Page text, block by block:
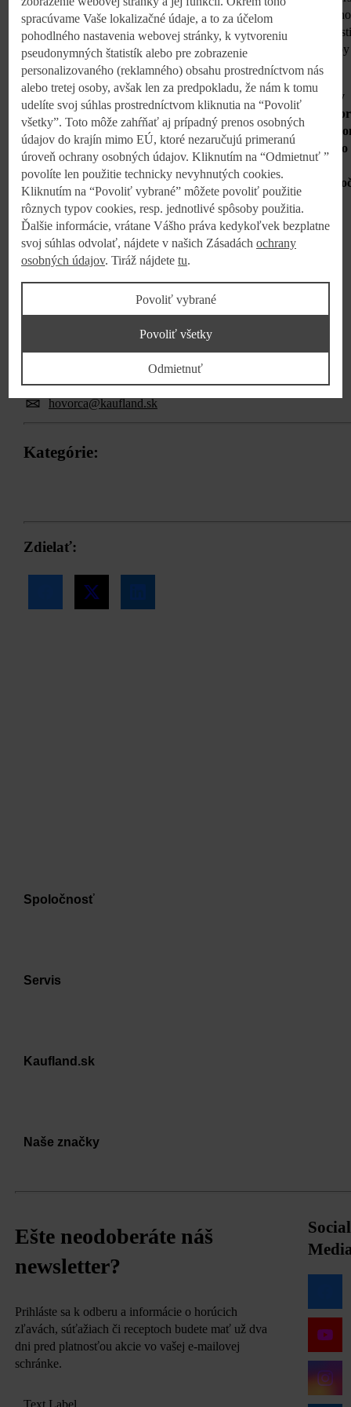
programe. V rámci vzdelávacieho procesu majú zamestnanci
využívať rôzne školenia, špeciálne rozvojové programy a príležitosti
samovzdelávania na externom portáli, kde sú v ponuke viaceré typy
kurzov.
Sféra moderného obchodu sa rozvíja mimoriadne dynamicky
a ponúka obrovské možnosti pre ľudí, ktorých táto oblasť a
v tíme láka. S Kauflandom môže zamestnanec rásť na
rebríčku už od strednej školy a vypracovať sa až na
manažéra. V našej spoločnosti má k dispozícii bohaté
skúsenostia zázemie úspešnej medzinárodnej firmy. Sme
hrdí, že to potvrdili a už piatykrát ocenili aj experti z Top
Employer Institute,“dodáva K. Marková.
hovorca
0800/15 28 35
hovorca@kaufland.sk
Kategórie:
Zdielať:
Spoločnosť
Servis
Kaufland.sk
Naše značky
Ešte neodoberáte náš
newsletter?
Prihláste sa k odberu a informácie o horúcich
zľavách, súťažiach či receptoch budete mať už dva
dni pred platnosťou akcie vo vašej e-mailovej
schránke.
Text Label
Social
spracúvame Vaše lokalizačné údaje, a to za účelom
pohodlného nastavenia webovej stránky, k vytvoreniu
pseudonymných štatistík alebo pre zobrazenie
personalizovaného (reklamného) obsahu prostredníctvom nás
alebo tretej osoby, avšak len za predpokladu, že nám k tomu
udelíte svoj súhlas prostredníctvom kliknutia na “Povoliť
všetky”. Toto môže zahŕňať aj prípadný prenos osobných
údajov do krajín mimo EÚ, ktoré nezaručujú primeranú
úroveň ochrany osobných údajov. Kliknutím na “Odmietnuť ”
povolíte len použitie technicky nevyhnutých cookies.
Kliknutím na “Povoliť vybrané” môžete povoliť použitie
rôznych typov cookies, resp. jednotlivé spôsoby použitia.
Ďalšie informácie, vrátane Vášho práva kedykoľvek bezplatne
svoj súhlas odvolať, nájdete v našich Zásadách ochrany
osobných údajov. Tiráž nájdete tu.
Povoliť vybrané
Odmietnuť
Povoliť všetky